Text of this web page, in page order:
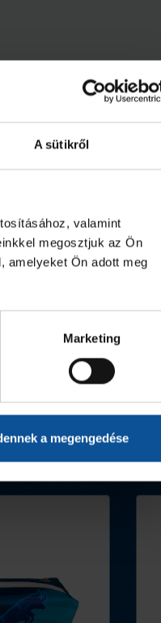
A sütikről
valamint
megosztjuk az Ön
amelyeket Ön adott meg
Marketing
a megengedése
Centrál